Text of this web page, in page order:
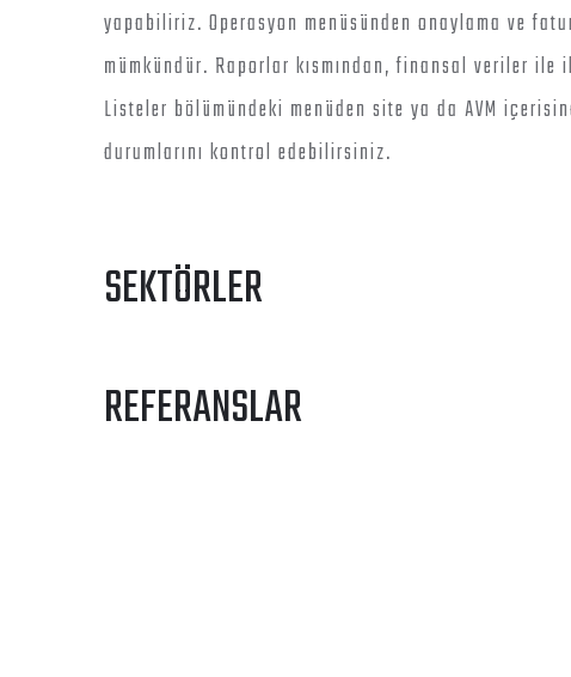
yapabiliriz. Operasyon menüsünden onaylama ve
mümkündür. Raporlar kısmından, finansal veriler
Listeler bölümündeki menüden site ya da AVM
durumlarını kontrol edebilirsiniz.
SEKTÖRLER
REFERANSLAR